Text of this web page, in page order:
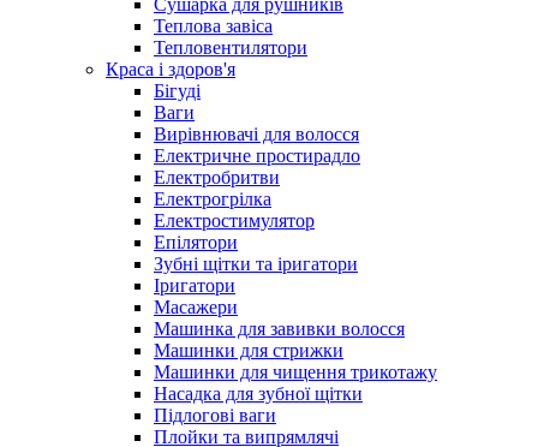
Сушарка для рушників
Теплова завіса
Тепловентилятори
Краса і здоров'я
Бігуді
Ваги
Вирівнювачі для волосся
Електричне простирадло
Електробритви
Електрогрілка
Електростимулятор
Епілятори
Зубні щітки та іригатори
Іригатори
Масажери
Машинка для завивки волосся
Машинки для стрижки
Машинки для чищення трикотажу
Насадка для зубної щітки
Підлогові ваги
Плойки та випрямлячі